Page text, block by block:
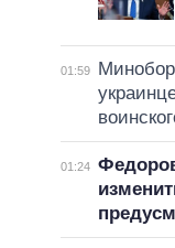
01:59
01:24